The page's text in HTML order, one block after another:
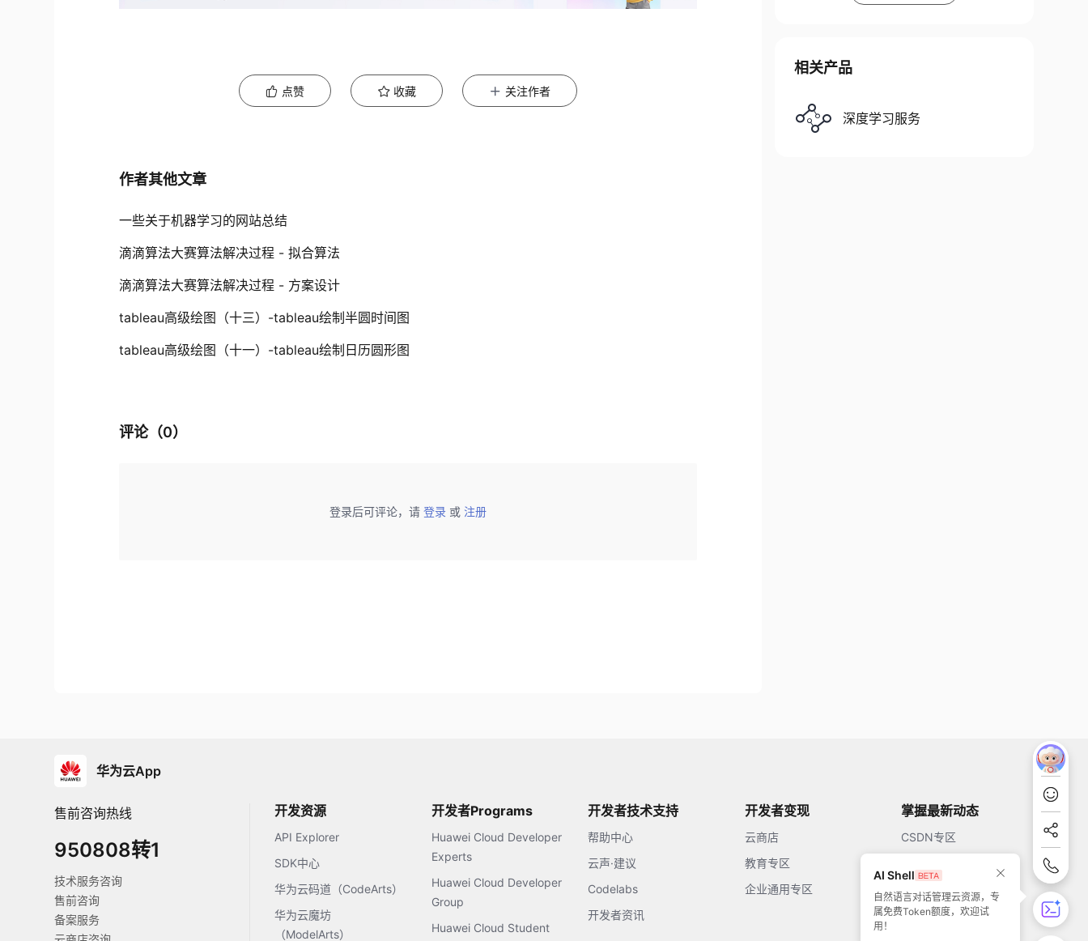
点赞 收藏 关注作者
作者其他文章
一些关于机器学习的网站总结
滴滴算法大赛算法解决过程 - 拟合算法
滴滴算法大赛算法解决过程 - 方案设计
tableau高级绘图（十三）-tableau绘制半圆时间图
tableau高级绘图（十一）-tableau绘制日历圆形图
评论（0）
登录后可评论，请 登录 或 注册
相关产品
深度学习服务
AI Shell
自然语言对话管理云资源，专
属免费Token额度，欢迎试
用！
华为云App
售前咨询热线
950808转1
技术服务咨询
售前咨询
备案服务
开发资源
API Explorer
SDK中心
华为云码道（CodeArts）
华为云魔坊
（ModelArts）
开发者Programs
Huawei Cloud Developer
Experts
Huawei Cloud Developer
Group
Huawei Cloud Student
开发者技术支持
帮助中心
云声·建议
Codelabs
开发者资讯
开发者变现
云商店
教育专区
企业通用专区
掌握最新动态
CSDN专区
开源中国
51CTO